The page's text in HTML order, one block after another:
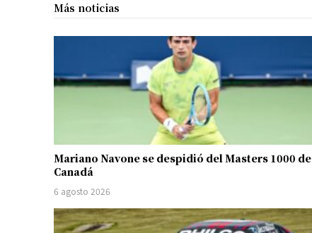
Más noticias
Mariano Navone se despidió del Masters 1000 de
Canadá
6 agosto 2026